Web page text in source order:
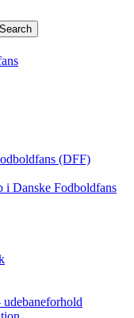
Search
(DFF)
i Danske Fodboldfans